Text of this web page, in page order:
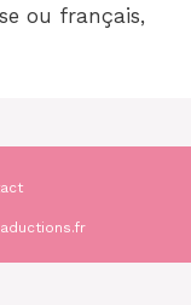
ou français,